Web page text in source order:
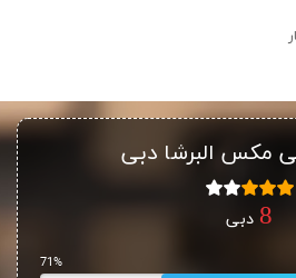
مکس البرشا دبی
دبی
71%